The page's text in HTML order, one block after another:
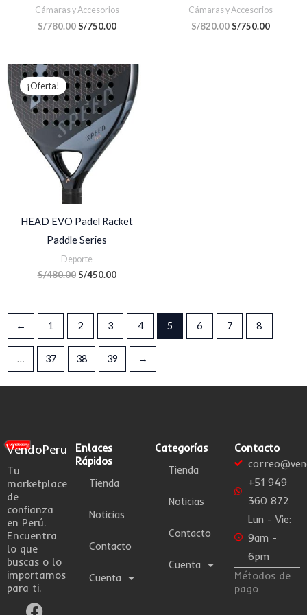
Cámaras y Accesorios
S/780.00 S/750.00
Cámaras y Accesorios
S/820.00 S/750.00
¡Oferta!
HEAD EVO Padel Racket
Paddle Series
Deporte
S/480.00
El
precio
original
era:
S/480.00.
S/450.00
El
precio
actual
es:
S/450.00.
← 1 2 3 4 5 6 7 8
… 37 38 39 →
VendoPeru
Tu
marketplace
de
confianza
en Perú.
Encuentra
lo que
buscas o lo
importamos
para ti.
F
I
W
Enlaces
Rápidos
Tienda
Noticias
Contacto
Cuenta
Categorías
Tienda
Noticias
Contacto
Cuenta
Contacto
+51 949
360 872
Lun - Vie:
9am -
6pm
Métodos de
pago